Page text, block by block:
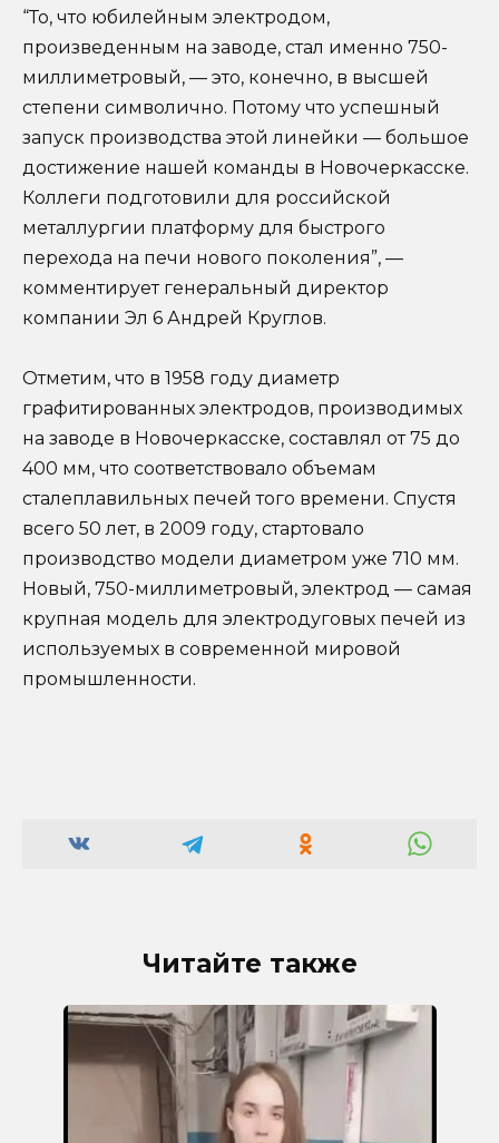
“То, что юбилейным электродом,
произведенным на заводе, стал именно 750-
миллиметровый, — это, конечно, в высшей
степени символично. Потому что успешный
запуск производства этой линейки — большое
достижение нашей команды в Новочеркасске.
Коллеги подготовили для российской
металлургии платформу для быстрого
перехода на печи нового поколения”, —
комментирует генеральный директор
компании Эл 6 Андрей Круглов.
Отметим, что в 1958 году диаметр
графитированных электродов, производимых
на заводе в Новочеркасске, составлял от 75 до
400 мм, что соответствовало объемам
сталеплавильных печей того времени. Спустя
всего 50 лет, в 2009 году, стартовало
производство модели диаметром уже 710 мм.
Новый, 750-миллиметровый, электрод — самая
крупная модель для электродуговых печей из
используемых в современной мировой
промышленности.
Читайте также